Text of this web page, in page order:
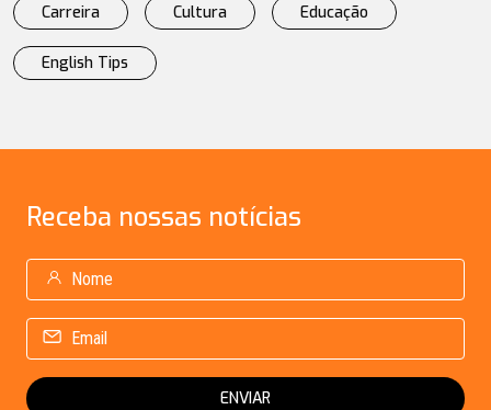
Carreira Cultura Educação
English Tips
Receba nossas notícias
ENVIAR